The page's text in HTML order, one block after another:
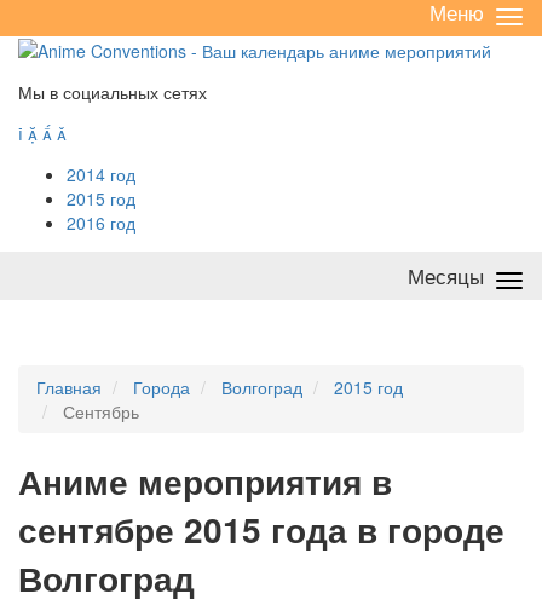
/
Меню
Мы в социальных сетях
   
2014 год
2015 год
2016 год
Месяцы
Главная Города Волгоград
2015 год
Сентябрь
Аниме мероприятия в
сентябре 2015 года в городе
Волгоград